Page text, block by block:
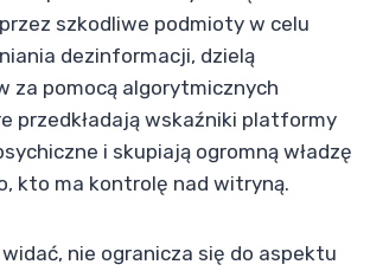
szkodliwe podmioty w celu
dezinformacji, dzielą
za pomocą algorytmicznych
przedkładają wskaźniki platformy
i skupiają ogromną władzę
kto ma kontrolę nad witryną.
nie ogranicza się do aspektu